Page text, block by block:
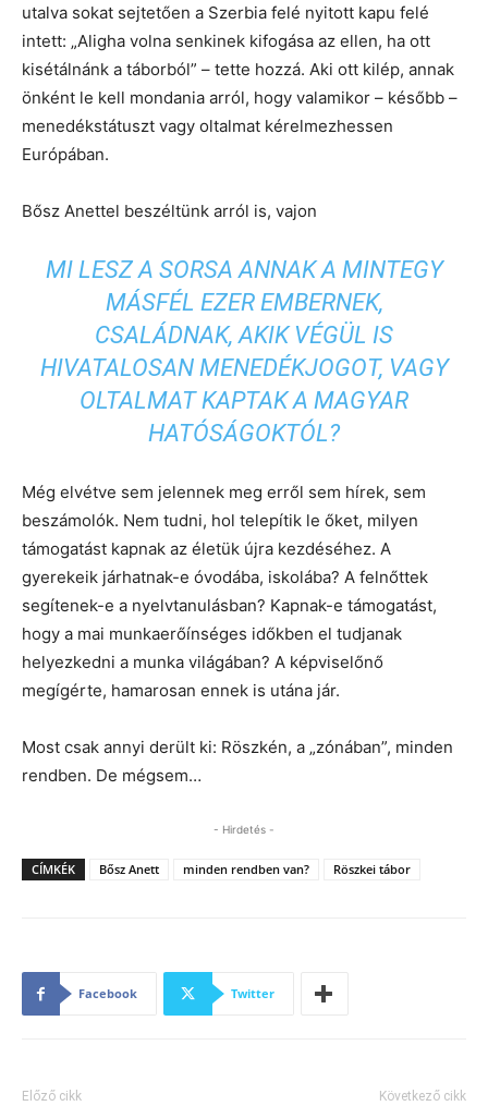
utalva sokat sejtetően a Szerbia felé nyitott kapu felé
intett: „Aligha volna senkinek kifogása az ellen, ha ott
kisétálnánk a táborból” – tette hozzá. Aki ott kilép, annak
önként le kell mondania arról, hogy valamikor – később –
menedékstátuszt vagy oltalmat kérelmezhessen
Európában.
Bősz Anettel beszéltünk arról is, vajon
MI LESZ A SORSA ANNAK A MINTEGY
MÁSFÉL EZER EMBERNEK,
CSALÁDNAK, AKIK VÉGÜL IS
HIVATALOSAN MENEDÉKJOGOT, VAGY
OLTALMAT KAPTAK A MAGYAR
HATÓSÁGOKTÓL?
Még elvétve sem jelennek meg erről sem hírek, sem
beszámolók. Nem tudni, hol telepítik le őket, milyen
támogatást kapnak az életük újra kezdéséhez. A
gyerekeik járhatnak-e óvodába, iskolába? A felnőttek
segítenek-e a nyelvtanulásban? Kapnak-e támogatást,
hogy a mai munkaerőínséges időkben el tudjanak
helyezkedni a munka világában? A képviselőnő
megígérte, hamarosan ennek is utána jár.
Most csak annyi derült ki: Röszkén, a „zónában”, minden
rendben. De mégsem…
- Hirdetés -
CÍMKÉK Bősz Anett minden rendben van? Röszkei tábor
Facebook Twitter
Előző cikk Következő cikk